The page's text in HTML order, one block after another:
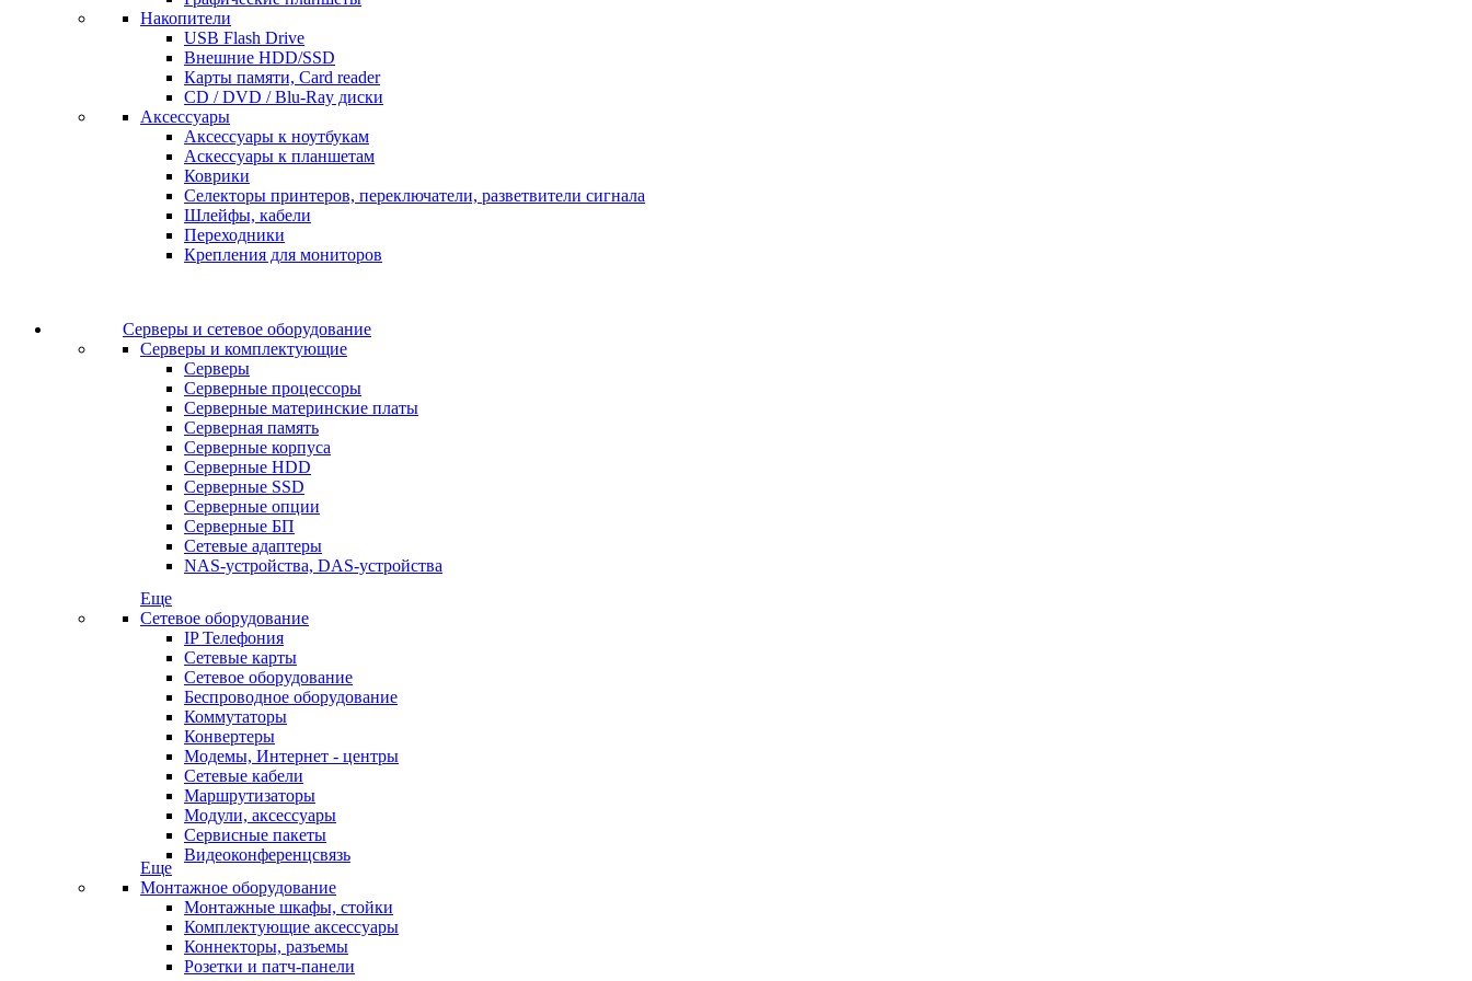
Накопители
USB Flash Drive
Внешние HDD/SSD
Карты памяти, Card reader
CD / DVD / Blu-Ray диски
Аксессуары
Аксессуары к ноутбукам
Аскессуары к планшетам
Коврики
Селекторы принтеров, переключатели, разветвители сигнала
Шлейфы, кабели
Переходники
Крепления для мониторов
Серверы и сетевое оборудование
Серверы и комплектующие
Серверы
Серверные процессоры
Серверные материнские платы
Серверная память
Серверные корпуса
Серверные HDD
Серверные SSD
Серверные опции
Серверные БП
Сетевые адаптеры
NAS-устройства, DAS-устройства
Еще
Сетевое оборудование
IP Телефония
Сетевые карты
Сетевое оборудование
Беспроводное оборудование
Коммутаторы
Конвертеры
Модемы, Интернет - центры
Сетевые кабели
Маршрутизаторы
Модули, аксессуары
Сервисные пакеты
Видеоконференцсвязь
Еще
Монтажное оборудование
Монтажные шкафы, стойки
Комплектующие аксессуары
Коннекторы, разъемы
Розетки и патч-панели